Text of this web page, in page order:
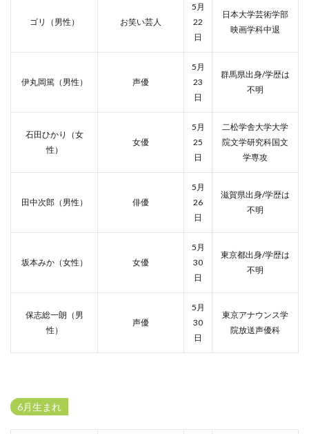
ゴリ（男性） お笑い芸人
5月
22
日
日本大学芸術学部
映画学科中退
伊丸岡篤（男性） 声優
5月
23
日
群馬県出身/学歴は
不明
石田ひかり（女
性）
女優
5月
25
日
二松学舎大学大学
院文学研究科国文
学専攻
田中次郎（男性） 俳優
5月
26
日
滋賀県出身/学歴は
不明
坂本みか（女性） 女優
5月
30
日
東京都出身/学歴は
不明
保志総一朗（男
性）
声優
5月
30
日
東京アナウンス学
院放送声優科
6月生まれ